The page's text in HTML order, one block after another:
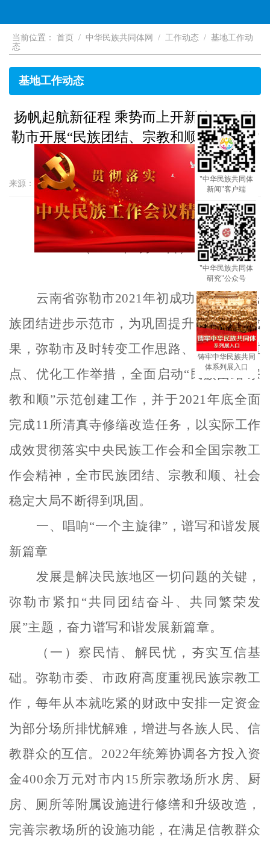
当前位置： 首页 / 中华民族共同体网 / 工作动态 / 基地工作动
态
基地工作动态
扬帆起航新征程 乘势而上开新篇 ——弥
勒市开展“民族团结、宗教和顺”示范创建
来源：云南省红河州弥勒市民族宗教局
2023-04-12 09:10
【字体：
】 打印
云南省红河州弥勒市民族宗教局
（2023年3月30日）
云南省弥勒市2021年初成功创建全国民
族团结进步示范市，为巩固提升示范创建成
果，弥勒市及时转变工作思路、调整工作重
点、优化工作举措，全面启动“民族团结 宗
教和顺”示范创建工作，并于2021年底全面
完成11所清真寺修缮改造任务，以实际工作
成效贯彻落实中央民族工作会和全国宗教工
作会精神，全市民族团结、宗教和顺、社会
稳定大局不断得到巩固。
一、唱响“一个主旋律”，谱写和谐发展
新篇章
发展是解决民族地区一切问题的关键，
弥勒市紧扣 “共同团结奋斗、共同繁荣发
展”主题，奋力谱写和谐发展新篇章。
（一）察民情、解民忧，夯实互信基
础。弥勒市委、市政府高度重视民族宗教工
作，每年从本就吃紧的财政中安排一定资金
为部分场所排忧解难，增进与各族人民、信
教群众的互信。 2022年统筹协调各方投入资
金400余万元对市内15所宗教场所水房、厨
房、厕所等附属设施进行修缮和升级改造，
完善宗教场所的设施功能，在满足信教群众
"中华民族共同体
新闻"客户端
"中华民族共同体
研究"公众号
铸牢中华民族共同
体系列展入口
X